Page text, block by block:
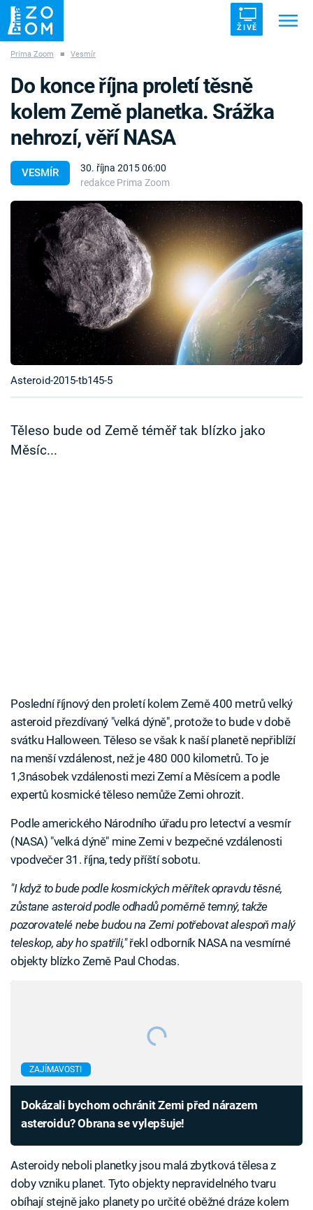
ŽIVĚ
ZÁHADY VETŘELCI DÁVNOVĚKU
Témata
Témata
Pořady
TV Program
Časopis
Sledujte prima+
Sledujte nás
Prima Zoom ■ Vesmír
VESMÍR
30. října 2015 06:00
redakce Prima Zoom
Do konce října proletí těsně
kolem Země planetka. Srážka
nehrozí, věří NASA
Asteroid-2015-tb145-5
Těleso bude od Země téměř tak blízko jako
Měsíc...
Poslední říjnový den proletí kolem Země 400 metrů velký
asteroid přezdívaný "velká dýně", protože to bude v době
svátku Halloween. Těleso se však k naší planetě nepřiblíží
na menší vzdálenost, než je 480 000 kilometrů. To je
1,3násobek vzdálenosti mezi Zemí a Měsícem a podle
expertů kosmické těleso nemůže Zemi ohrozit.
Podle amerického Národního úřadu pro letectví a vesmír
(NASA) "velká dýně" mine Zemi v bezpečné vzdálenosti
vpodvečer 31. října, tedy příští sobotu.
"I když to bude podle kosmických měřítek opravdu těsné,
zůstane asteroid podle odhadů poměrně temný, takže
pozorovatelé nebe budou na Zemi potřebovat alespoň malý
teleskop, aby ho spatřili,"řekl odborník NASA na vesmírné
objekty blízko Země Paul Chodas.
ZAJÍMAVOSTI
Dokázali bychom ochránit Zemi před nárazem
asteroidu? Obrana se vylepšuje!
Asteroidy neboli planetky jsou malá zbytková tělesa z
doby vzniku planet. Tyto objekty nepravidelného tvaru
obíhají stejně jako planety po určité oběžné dráze kolem